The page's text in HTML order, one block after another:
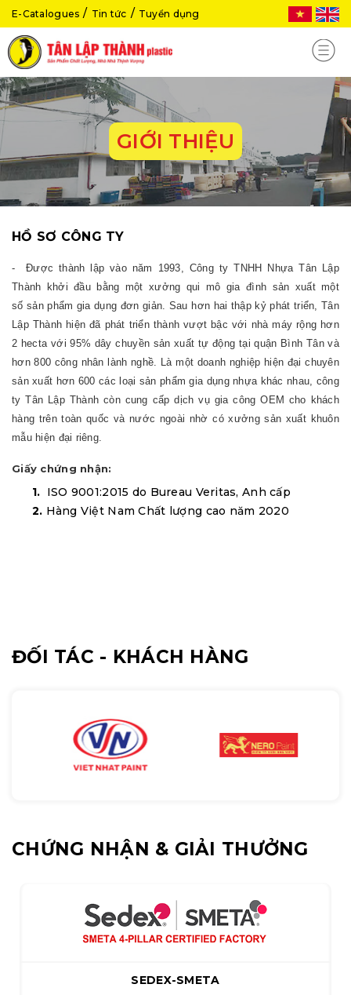
E-Catalogues Tin tức Tuyển dụng
GIỚI THIỆU
HỒ SƠ CÔNG TY
- Được thành lập vào năm 1993, Công ty TNHH Nhựa Tân Lập
Thành khởi đầu bằng một xưởng qui mô gia đình sản xuất một
số sản phẩm gia dụng đơn giản. Sau hơn hai thập kỷ phát triển, Tân
Lập Thành hiện đã phát triển thành vượt bậc với nhà máy rộng hơn
2 hecta với 95% dây chuyền sản xuất tự động tại quận Bình Tân và
hơn 800 công nhân lành nghề. Là một doanh nghiệp hiện đại chuyên
sản xuất hơn 600 các loại sản phẩm gia dụng nhựa khác nhau, công
ty Tân Lập Thành còn cung cấp dịch vụ gia công OEM cho khách
hàng trên toàn quốc và nước ngoài nhờ có xưởng sản xuất khuôn
mẫu hiện đại riêng.
Giấy chứng nhận:
1. ISO 9001:2015 do Bureau Veritas, Anh cấp
2. Hàng Việt Nam Chất lượng cao năm 2020
ĐỐI TÁC - KHÁCH HÀNG
CHỨNG NHẬN & GIẢI THƯỞNG
SEDEX-SMETA